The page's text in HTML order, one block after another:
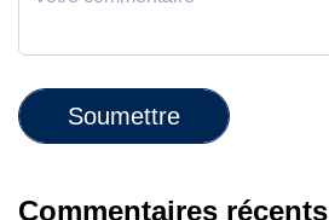
Soumettre
Commentaires récents